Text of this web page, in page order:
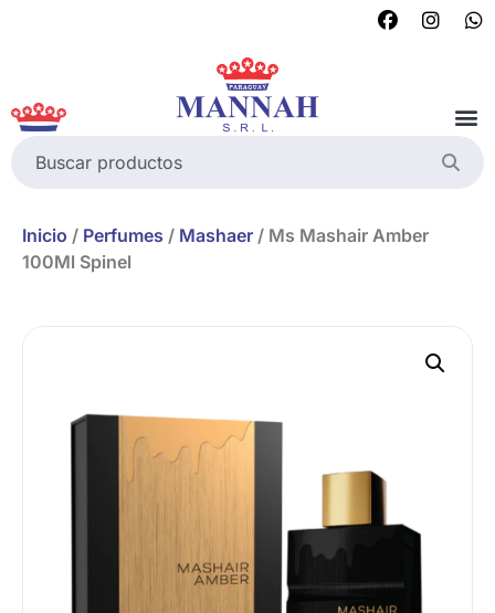
Inicio / Perfumes / Mashaer / Ms Mashair Amber
100Ml Spinel